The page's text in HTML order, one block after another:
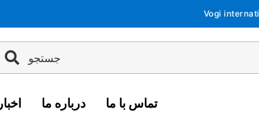
Vogi
جستجو
اخبار درباره ما تماس با ما